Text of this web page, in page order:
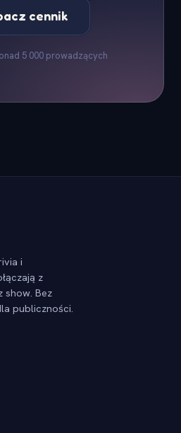
cennik
5 000 prowadzących
i
z
show. Bez
publiczności.